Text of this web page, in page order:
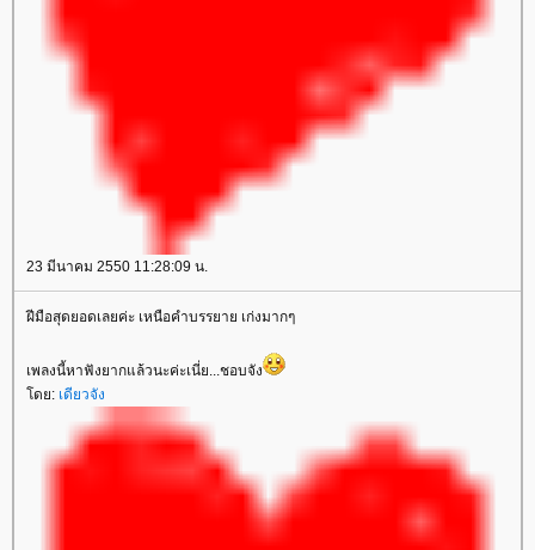
23 มีนาคม 2550 11:28:09 น.
ฝีมือสุดยอดเลยค่ะ เหนือคำบรรยาย เก่งมากๆ
เพลงนี้หาฟังยากแล้วนะค่ะเนี่ย...ชอบจัง
ดย: เดียวจัง